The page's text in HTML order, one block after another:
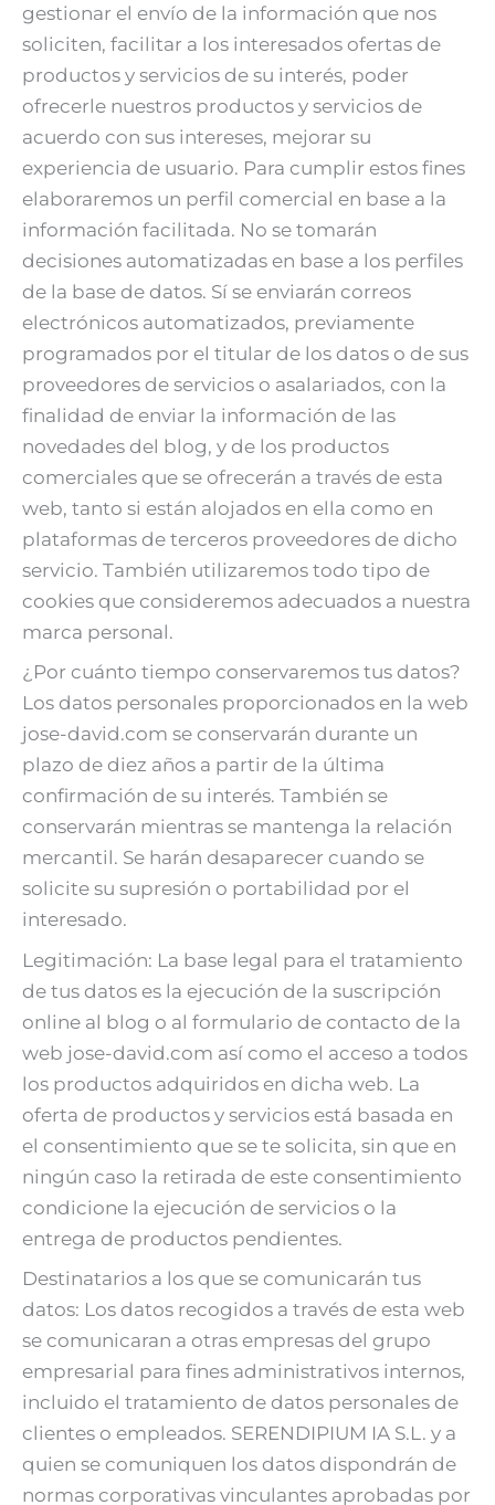
gestionar el envío de la información que nos
soliciten, facilitar a los interesados ofertas de
productos y servicios de su interés, poder
ofrecerle nuestros productos y servicios de
acuerdo con sus intereses, mejorar su
experiencia de usuario. Para cumplir estos fines
elaboraremos un perfil comercial en base a la
información facilitada. No se tomarán
decisiones automatizadas en base a los perfiles
de la base de datos. Sí se enviarán correos
electrónicos automatizados, previamente
programados por el titular de los datos o de sus
proveedores de servicios o asalariados, con la
finalidad de enviar la información de las
novedades del blog, y de los productos
comerciales que se ofrecerán a través de esta
web, tanto si están alojados en ella como en
plataformas de terceros proveedores de dicho
servicio. También utilizaremos todo tipo de
cookies que consideremos adecuados a nuestra
marca personal.
¿Por cuánto tiempo conservaremos tus datos?
Los datos personales proporcionados en la web
jose-david.com se conservarán durante un
plazo de diez años a partir de la última
confirmación de su interés. También se
conservarán mientras se mantenga la relación
mercantil. Se harán desaparecer cuando se
solicite su supresión o portabilidad por el
interesado.
Legitimación: La base legal para el tratamiento
de tus datos es la ejecución de la suscripción
online al blog o al formulario de contacto de la
web jose-david.com así como el acceso a todos
los productos adquiridos en dicha web. La
oferta de productos y servicios está basada en
el consentimiento que se te solicita, sin que en
ningún caso la retirada de este consentimiento
condicione la ejecución de servicios o la
entrega de productos pendientes.
Destinatarios a los que se comunicarán tus
datos: Los datos recogidos a través de esta web
se comunicaran a otras empresas del grupo
empresarial para fines administrativos internos,
incluido el tratamiento de datos personales de
clientes o empleados. SERENDIPIUM IA S.L. y a
quien se comuniquen los datos dispondrán de
normas corporativas vinculantes aprobadas por